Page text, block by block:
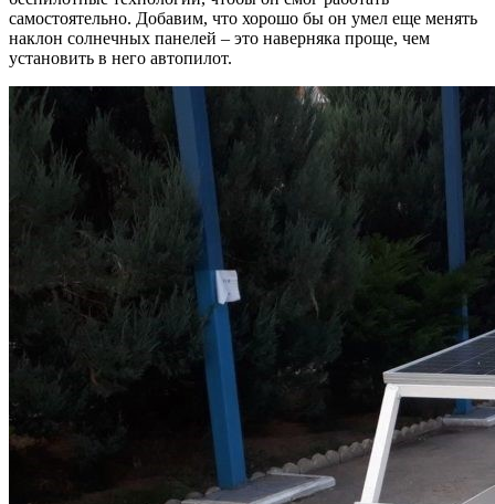
самостоятельно. Добавим, что хорошо бы он умел еще менять
наклон солнечных панелей – это наверняка проще, чем
установить в него автопилот.